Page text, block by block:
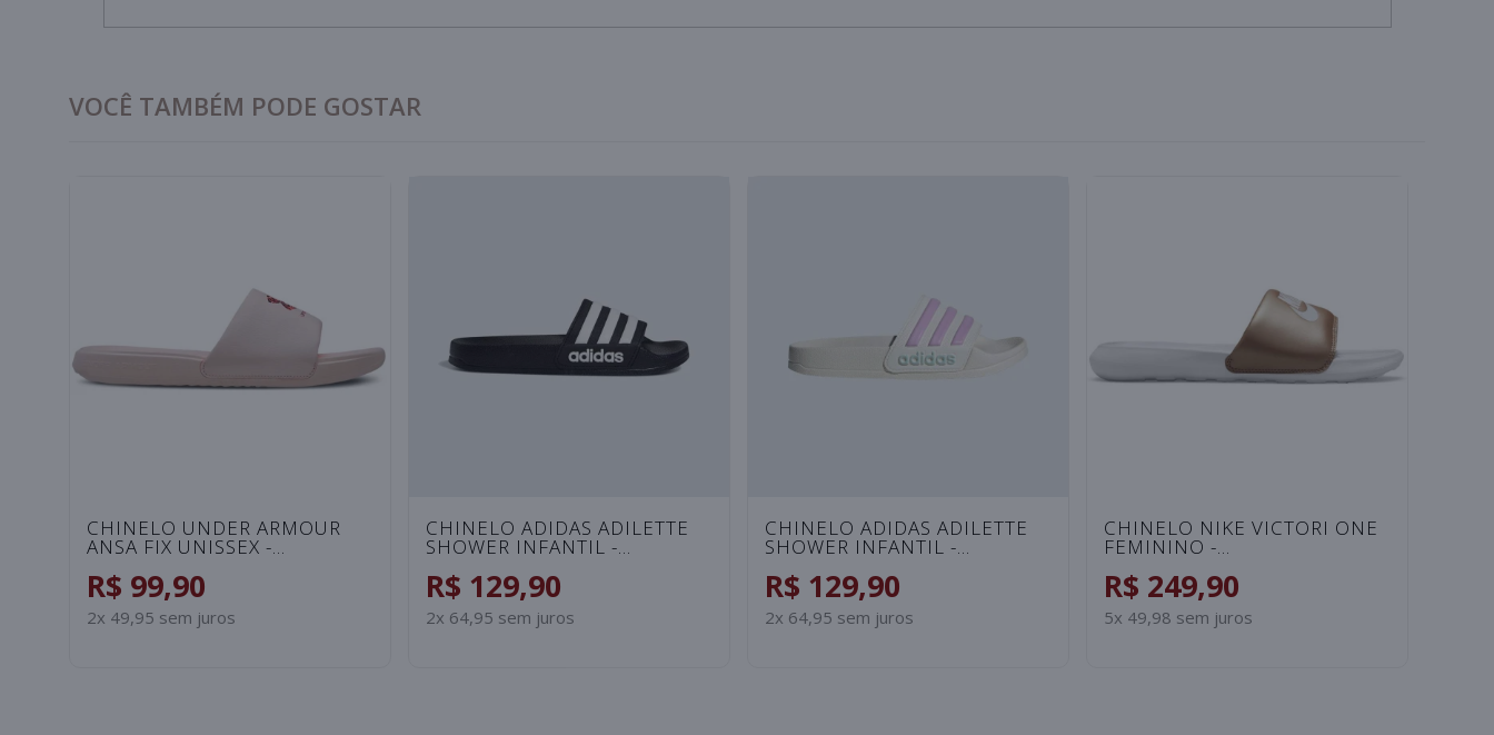
VOCÊ TAMBÉM PODE GOSTAR
CHINELO NIKE BENASSI JDI
PRINT FEMININO - BRANCO
R$ 149,90
3x 49,97 sem juros
CHINELO PUMA LEADCAT -
ROSA/BRANCO
R$ 129,90
2x 64,95 sem juros
CHINELO PUMA LEADCAT
PATENT FEMININO - ROSA
R$ 129,90
2x 64,95 sem juros
CHINELO ADIDAS ADISSAGE
UNISSEX - PRETO/BRANCO
R$ 249,90
5x 49,98 sem juros